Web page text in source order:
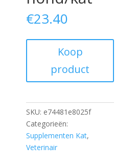
€23.40
Koop
product
SKU: e74481e8025f
Categorieën:
Supplementen Kat,
Veterinair